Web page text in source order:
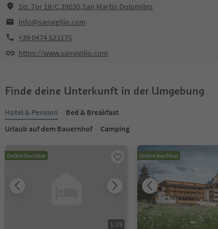
Str. Tor 18/C,39030,San Martin Dolomites
info@sanvigilio.com
+39 0474 523175
https://www.sanvigilio.com
Finde deine Unterkunft in der Umgebung
Hotel & Pension
Bed & Breakfast
Urlaub auf dem Bauernhof
Camping
Online buchbar
1/29
Online buchbar